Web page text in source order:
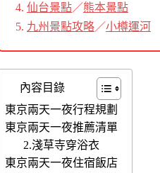
仙台景點／熊本景點
九州景點攻略／小樽運河
內容目錄
東京兩天一夜行程規劃
東京兩天一夜推薦清單
2.淺草寺穿浴衣
東京兩天一夜住宿飯店